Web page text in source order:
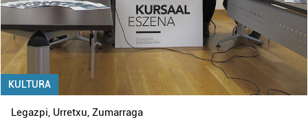
KULTURA
Legazpi, Urretxu,Zumarraga